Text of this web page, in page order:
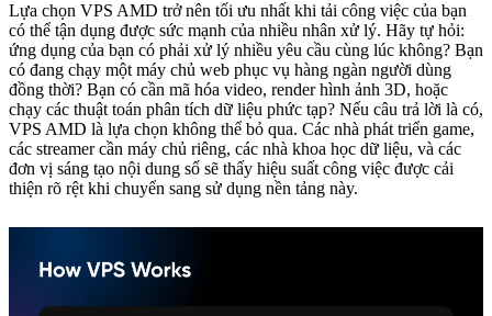
Lựa chọn VPS AMD trở nên tối ưu nhất khi tải công việc của bạn
có thể tận dụng được sức mạnh của nhiều nhân xử lý. Hãy tự hỏi:
ứng dụng của bạn có phải xử lý nhiều yêu cầu cùng lúc không? Bạn
có đang chạy một máy chủ web phục vụ hàng ngàn người dùng
đồng thời? Bạn có cần mã hóa video, render hình ảnh 3D, hoặc
chạy các thuật toán phân tích dữ liệu phức tạp? Nếu câu trả lời là có,
VPS AMD là lựa chọn không thể bỏ qua. Các nhà phát triển game,
các streamer cần máy chủ riêng, các nhà khoa học dữ liệu, và các
đơn vị sáng tạo nội dung số sẽ thấy hiệu suất công việc được cải
thiện rõ rệt khi chuyển sang sử dụng nền tảng này.